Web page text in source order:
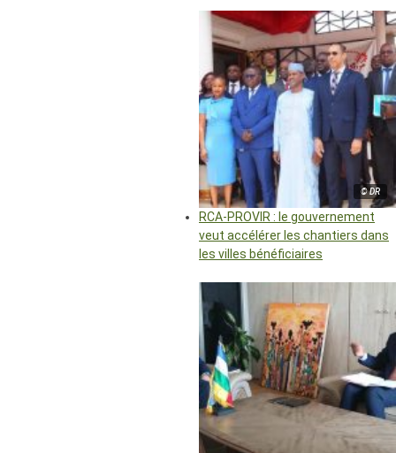
© DR
RCA-PROVIR : le gouvernement
veut accélérer les chantiers dans
les villes bénéficiaires